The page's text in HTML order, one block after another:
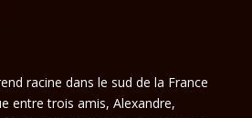
racine dans le sud de la France
entre trois amis, Alexandre,